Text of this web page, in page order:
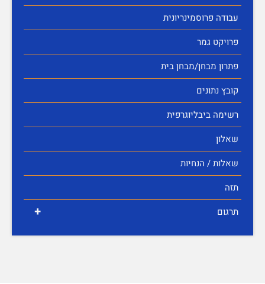
עבודה פרוסמינריונית
פרויקט גמר
פתרון מבחן/מבחן בית
קובץ נתונים
רשימה ביבליוגרפית
שאלון
שאלות / הנחיות
תזה
+ תרגום